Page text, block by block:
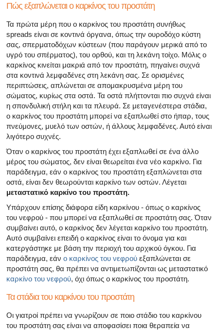
Πώς εξαπλώνεται ο καρκίνος του προστάτη
Τα πρώτα μέρη που ο καρκίνος του προστάτη συνήθως
spreads είναι σε κοντινά όργανα, όπως την ουροδόχο κύστη
σας, σπερματοδόχων κύστεων (που παράγουν μερικά από το
υγρό του σπέρματος), του ορθού, και τη λεκάνη τοίχο. Μόλις ο
καρκίνος κινείται μακριά από τον προστάτη, πηγαίνει συχνά
στα κοντινά λεμφαδένες στη λεκάνη σας. Σε ορισμένες
περιπτώσεις, απλώνεται σε απομακρυσμένα μέρη του
σώματος, κυρίως στα οστά. Τα οστά πλήττονται πιο συχνά είναι
η σπονδυλική στήλη και τα πλευρά. Σε μεταγενέστερα στάδια,
ο καρκίνος του προστάτη μπορεί να εξαπλωθεί στο ήπαρ, τους
πνεύμονες, μυελό των οστών, ή άλλους λεμφαδένες. Αυτό είναι
λιγότερο συχνές.
Όταν ο καρκίνος του προστάτη έχει εξαπλωθεί σε ένα άλλο
μέρος του σώματος, δεν είναι θεωρείται ένα νέο καρκίνο. Για
παράδειγμα, εάν ο καρκίνος του προστάτη εξαπλώνεται στα
οστά, είναι δεν θεωρούνται καρκίνο των οστών. Λέγεται
μεταστατικό καρκίνο του προστάτη.
Υπάρχουν επίσης διάφορα είδη καρκίνου - όπως ο καρκίνος
του νεφρού - που μπορεί να εξαπλωθεί σε προστάτη σας. Όταν
συμβαίνει αυτό, ο καρκίνος δεν λέγεται καρκίνο του προστάτη.
Αυτό συμβαίνει επειδή ο καρκίνος είναι το όνομα για και
κατεργάστηκε με βάση την περιοχή του αρχικού όγκου. Για
παράδειγμα, εάν ο καρκίνος του νεφρού εξαπλώνεται σε
προστάτη σας, θα πρέπει να αντιμετωπίζονται ως μεταστατικό
καρκίνο του νεφρού, όχι όπως ο καρκίνος του προστάτη.
Τα στάδια του καρκίνου του προστάτη
Οι γιατροί πρέπει να γνωρίζουν σε ποιο στάδιο του καρκίνου
του προστάτη σας είναι να αποφασίσει ποια θεραπεία να